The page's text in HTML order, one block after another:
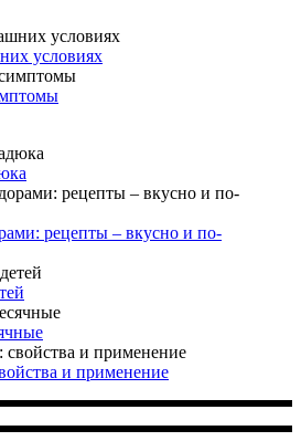
условиях
рецепты – вкусно и по-
и применение